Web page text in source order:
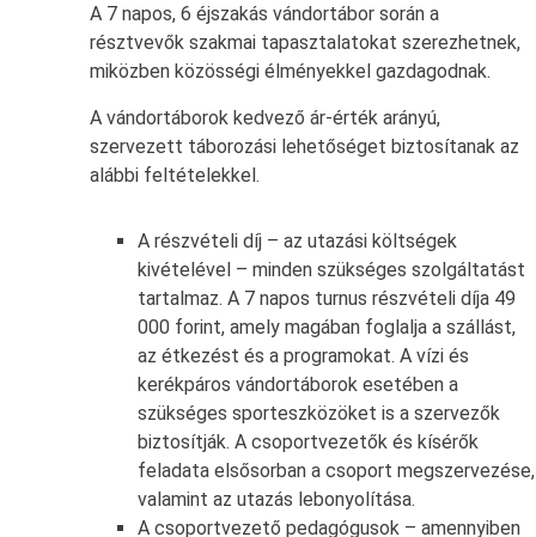
A 7 napos, 6 éjszakás vándortábor során a
résztvevők szakmai tapasztalatokat szerezhetnek,
miközben közösségi élményekkel gazdagodnak.
A vándortáborok kedvező ár-érték arányú,
szervezett táborozási lehetőséget biztosítanak az
alábbi feltételekkel.
A részvételi díj – az utazási költségek
kivételével – minden szükséges szolgáltatást
tartalmaz. A 7 napos turnus részvételi díja 49
000 forint, amely magában foglalja a szállást,
az étkezést és a programokat. A vízi és
kerékpáros vándortáborok esetében a
szükséges sporteszközöket is a szervezők
biztosítják. A csoportvezetők és kísérők
feladata elsősorban a csoport megszervezése,
valamint az utazás lebonyolítása.
A csoportvezető pedagógusok – amennyiben